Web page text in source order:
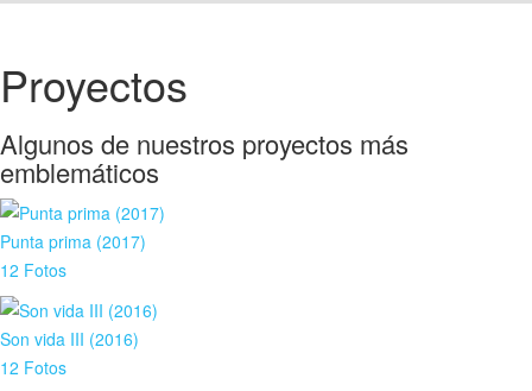
Proyectos
Algunos de nuestros proyectos más
emblemáticos
Punta prima (2017)
12 Fotos
Son vida III (2016)
12 Fotos